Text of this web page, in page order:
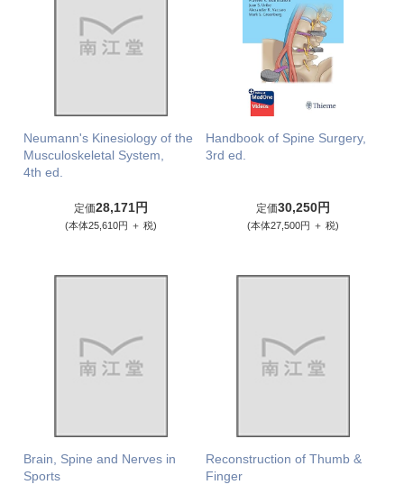
Neumann's Kinesiology of the
Musculoskeletal System,
4th ed.
定価28,171円
(本体25,610円 ＋ 税)
Handbook of Spine Surgery,
3rd ed.
定価30,250円
(本体27,500円 ＋ 税)
Brain, Spine and Nerves in
Sports
Reconstruction of Thumb &
Finger